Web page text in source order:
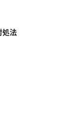
処法